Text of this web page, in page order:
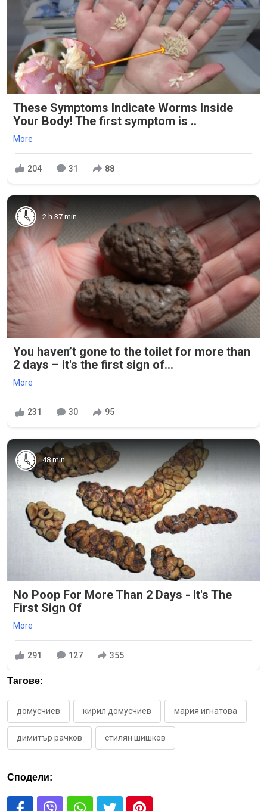
These Symptoms Indicate Worms Inside
Your Body! The first symptom is ..
More
204 31 88
2 h 37 min
You haven’t gone to the toilet for more than
2 days – it's the first sign of...
More
231 30 95
48 min
No Poop For More Than 2 Days - It's The
First Sign Of
More
291 127 355
Тагове:
домусчиев кирил домусчиев мария игнатова
димитър рачков стилян шишков
Сподели: